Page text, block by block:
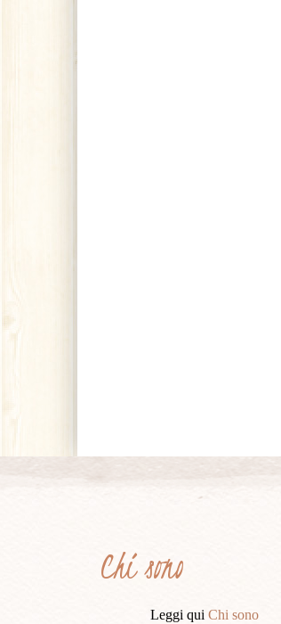
Chi sono
Leggi qui Chi sono